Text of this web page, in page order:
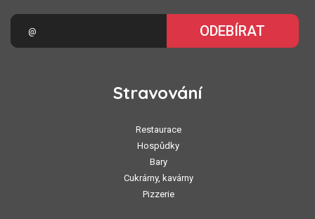
ODEBÍRAT
Stravování
Restaurace
Hospůdky
Bary
Cukrárny, kavárny
Pizzerie